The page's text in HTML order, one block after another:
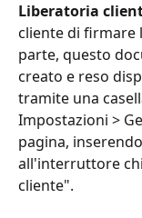
Liberatoria
cliente di firmare
parte, questo
creato e reso
tramite una
Impostazioni >
pagina,
all'interruttore
cliente".